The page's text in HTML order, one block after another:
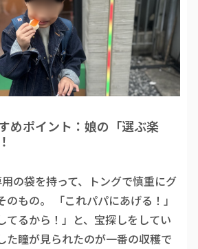
めポイント：娘の「選ぶ楽
の袋を持って、トングで慎重にグ
のもの。 「これパパにあげる！」
てるから！」と、宝探しをしてい
た瞳が見られたのが一番の収穫で